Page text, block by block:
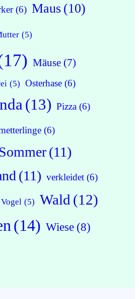
(6) Maus (10)
(5)
Mäuse (7)
(5) Osterhase (6)
(13) Pizza (6)
(6)
(11)
(11) verkleidet (6)
Vogel (5) Wald (12)
(14) Wiese (8)